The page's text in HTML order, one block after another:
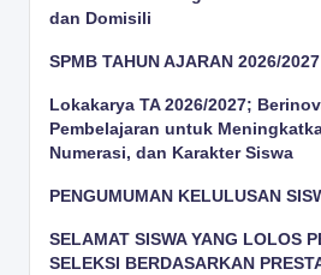
dan Domisili
SPMB TAHUN AJARAN 2026/2027
Lokakarya TA 2026/2027;
Pembelajaran untuk
Numerasi, dan Karakter Siswa
PENGUMUMAN KELULUSAN
SELAMAT SISWA YANG LOLOS
SELEKSI BERDASARKAN